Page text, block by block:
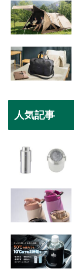
人気記事